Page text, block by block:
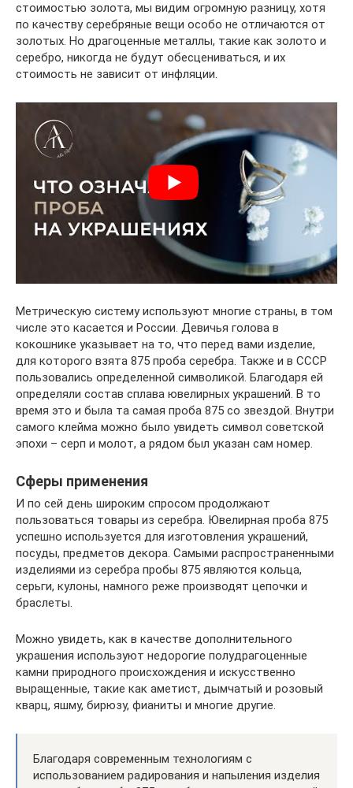
стоимостью золота, мы видим огромную разницу, хотя
по качеству серебряные вещи особо не отличаются от
золотых. Но драгоценные металлы, такие как золото и
серебро, никогда не будут обесцениваться, и их
стоимость не зависит от инфляции.
Метрическую систему используют многие страны, в том
числе это касается и России. Девичья голова в
кокошнике указывает на то, что перед вами изделие,
для которого взята 875 проба серебра. Также и в СССР
пользовались определенной символикой. Благодаря ей
определяли состав сплава ювелирных украшений. В то
время это и была та самая проба 875 со звездой. Внутри
самого клейма можно было увидеть символ советской
эпохи – серп и молот, а рядом был указан сам номер.
Сферы применения
И по сей день широким спросом продолжают
пользоваться товары из серебра. Ювелирная проба 875
успешно используется для изготовления украшений,
посуды, предметов декора. Самыми распространенными
изделиями из серебра пробы 875 являются кольца,
серьги, кулоны, намного реже производят цепочки и
браслеты.
Можно увидеть, как в качестве дополнительного
украшения используют недорогие полудрагоценные
камни природного происхождения и искусственно
выращенные, такие как аметист, дымчатый и розовый
кварц, яшму, бирюзу, фианиты и многие другие.
Благодаря современным технологиям с
использованием радирования и напыления изделия